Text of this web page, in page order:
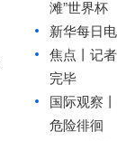
滩”世界杯
新华每日电
焦点丨记
完毕
国际观察丨
危险徘徊